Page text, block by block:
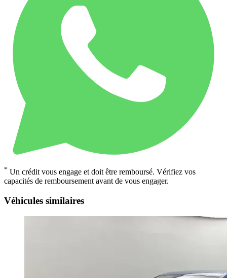
* Un crédit vous engage et doit être remboursé. Vérifiez vos
capacités de remboursement avant de vous engager.
Véhicules similaires